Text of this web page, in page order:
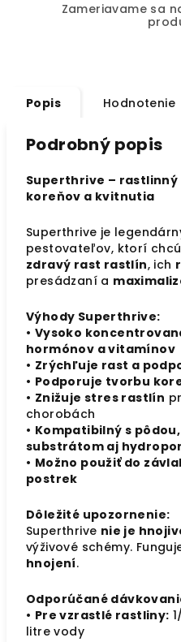
Zameriavame sa
Popis Hodnotenie
Podrobný popis
Superthrive –
koreňov a kvitnutia
Superthrive je
pestovateľov, ktorí
zdravý rast rastlín, ich
presádzaní a
Výhody Superthrive:
• Vysoko
hormónov a vitamínov
• Zrýchľuje rast a
• Podporuje tvorbu
• Znižuje stres rastlín
chorobách
• Kompatibilný s
substrátom aj
• Možno použiť do
postrek
Dôležité upozornenie:
Superthrive nie je
výživové schémy.
hnojení.
Odporúčané
• Pre vzrastlé rastliny:
litre vody